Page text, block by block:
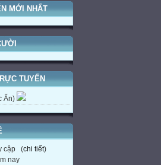
MỚI NHẤT
TUYẾN
Ẩn)
cập (chi tiết)
nay